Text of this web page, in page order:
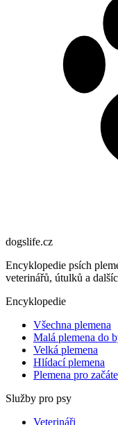
dogslife.cz
Encyklopedie psích
veterinářů, útulků a
Encyklopedie
Všechna plemena
Malá plemena do
Velká plemena
Hlídací plemena
Plemena pro
Služby pro psy
Veterináři